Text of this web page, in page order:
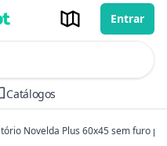
Entrar
Catálogos
Novelda Plus 60x45 sem furo